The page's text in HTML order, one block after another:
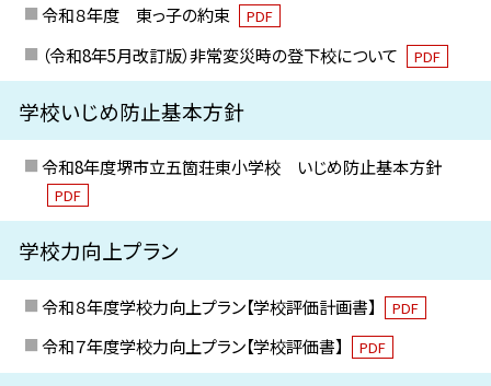
令和８年度 東っ子の約束 PDF
（令和8年5月改訂版）非常変災時の登下校について PDF
学校いじめ防止基本方針
令和8年度堺市立五箇荘東小学校 いじめ防止基本方針
PDF
学校力向上プラン
令和８年度学校力向上プラン【学校評価計画書】 PDF
令和７年度学校力向上プラン【学校評価書】 PDF